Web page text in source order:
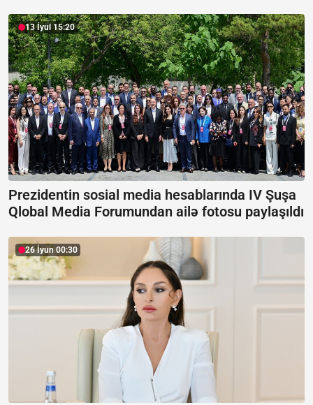
13 İyul 15:20
Prezidentin sosial media hesablarında IV Şuşa
Qlobal Media Forumundan ailə fotosu paylaşıldı
26 İyun 00:30